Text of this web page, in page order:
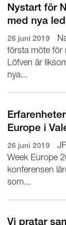
Nystart för
med nya
26 juni 2019
första möte för
Löfven är
nya...
Europe i
26 juni 2019
Week Europe
konferensen
som...
Vi pratar